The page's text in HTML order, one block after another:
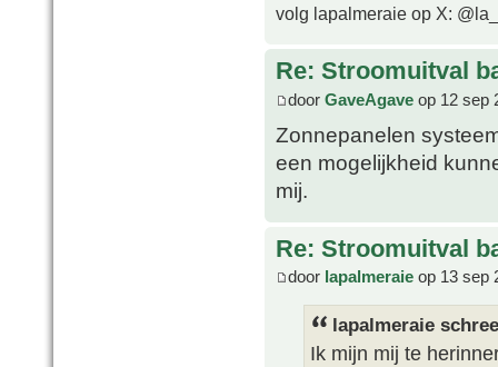
volg lapalmeraie op X:
Re: Stroomuitval
door GaveAgave op 12 sep
Zonnepanelen
een mogelijkheid
mij.
Re: Stroomuitval
door lapalmeraie op 13 sep
lapalmeraie
Ik mijn mij te